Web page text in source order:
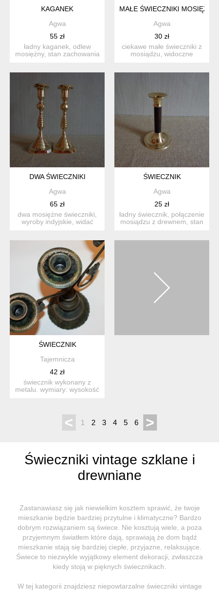
KAGANEK
Agwa
55 zł
ładny kaganek, odlew
mosiężny, stan zachowania
MAŁE ŚWIECZNIKI MOSIĘŻNE
Agwa
30 zł
ciekawe małe świeczniki z
mosiądzu, widoczne
DWA ŚWIECZNIKI
Agwa
65 zł
dwa mosiężne świeczniki,
wyroby indyjskie, widać
ŚWIECZNIK
Agwa
25 zł
ładny świecznik, połączenie
mosiądzu z drewnem, stan
ŚWIECZNIK
Tajemnicza
42 zł
świecznik wykonany z
metalu. wymiary: wysokość
< 1 2 3 4 5 6 >
Świeczniki vintage szklane i
drewniane
Zastanawiasz się jak niewielkim kosztem sprawić, że twoje
mieszkanie będzie bardziej przytulne i klimatyczne? Bardzo
dobrym rozwiązaniem są świece. Nie kosztują wiele, a poza
przyjemnym światłem które dają, sprawiają że dom bądź
mieszkanie stają się bardziej ciepłe, przyjazne, relaksujące.
Świece to niezwykle wyjątkowy element dekoracji, zwłaszcza
kiedy stoją w pięknych świecznikach.
W tej kategorii znajdziesz niepowtarzalne świeczniki vintage